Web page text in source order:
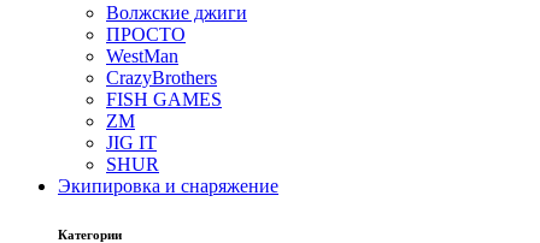
Волжские джиги
ПРОСТО
WestMan
CrazyBrothers
FISH GAMES
ZM
JIG IT
SHUR
Экипировка и снаряжение
Категории